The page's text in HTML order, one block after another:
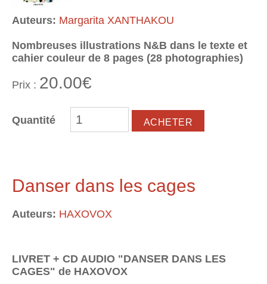
Auteurs: Margarita XANTHAKOU
Nombreuses illustrations N&B dans le texte et
cahier couleur de 8 pages (28 photographies)
Prix : 20.00€
Quantité
Danser dans les cages
Auteurs: HAXOVOX
LIVRET + CD AUDIO "DANSER DANS LES
CAGES" de HAXOVOX